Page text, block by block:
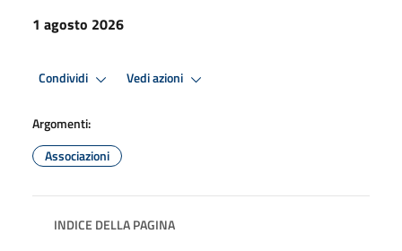
1 agosto 2026
Condividi Vedi azioni
Argomenti:
Associazioni
INDICE DELLA PAGINA